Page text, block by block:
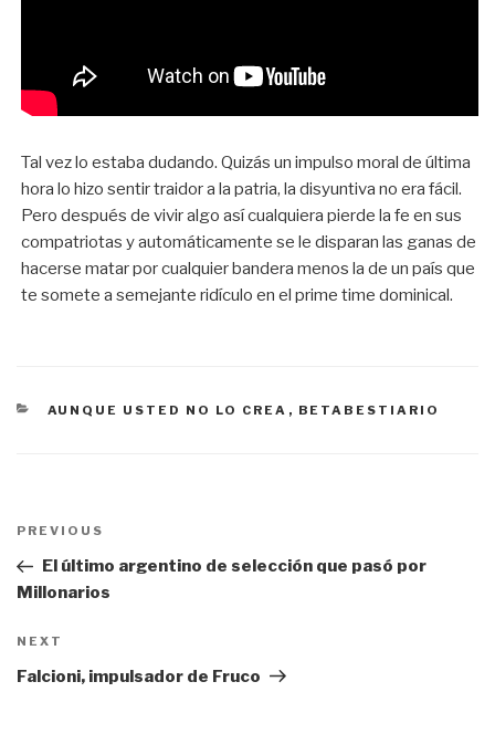
Tal vez lo estaba dudando. Quizás un impulso moral de última
hora lo hizo sentir traidor a la patria, la disyuntiva no era fácil.
Pero después de vivir algo así cualquiera pierde la fe en sus
compatriotas y automáticamente se le disparan las ganas de
hacerse matar por cualquier bandera menos la de un país que
te somete a semejante ridículo en el prime time dominical.
CATEGORÍAS
AUNQUE USTED NO LO CREA , BETABESTIARIO
Navegación
entradas
Previous
Post
PREVIOUS
El último argentino de selección que pasó por
Millonarios
Next
Post
NEXT
Falcioni, impulsador de Fruco